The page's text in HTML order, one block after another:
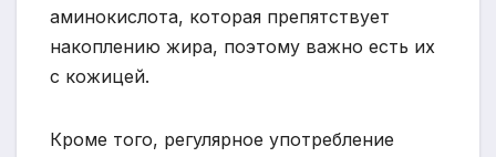
аминокислота, которая препятствует
накоплению жира, поэтому важно есть их
с кожицей.
Кроме того, регулярное употребление